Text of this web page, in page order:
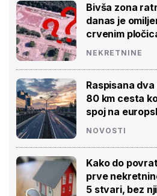
Bivša zona
danas je
crvenim
NEKRETNINE
Raspisana
80 km cesta
spoj na
NOVOSTI
Kako do
prve
5 stvari, bez